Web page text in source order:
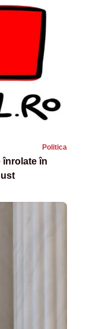
Politica
înrolate în